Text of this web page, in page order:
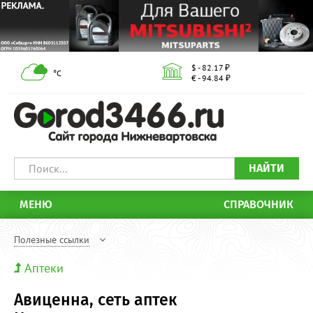
°С
$ - 82.17 ₽
€ - 94.84 ₽
НАЙТИ
МЕНЮ СПРАВОЧНИК
Полезные ссылки
Аптеки
Авиценна, сеть аптек